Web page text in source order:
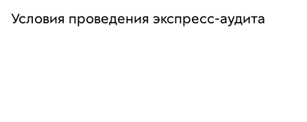
Условия проведения экспресс-аудита